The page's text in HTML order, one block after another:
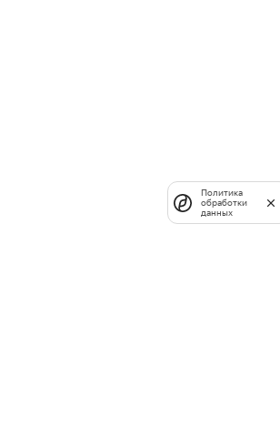
Политика
обработки
данных